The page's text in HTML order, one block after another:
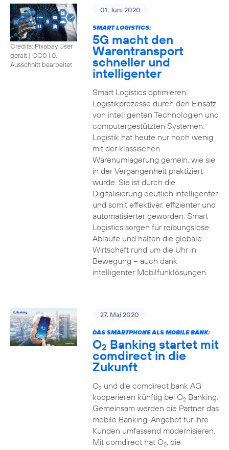
Credits: Pixabay User
geralt | CC0 1.0,
Ausschnitt bearbeitet
01. Juni 2020
SMART LOGISTICS:
5G macht den
Warentransport
schneller und
intelligenter
Smart Logistics optimieren
Logistikprozesse durch den Einsatz
von intelligenten Technologien und
computergestützten Systemen.
Logistik hat heute nur noch wenig
mit der klassischen
Warenumlagerung gemein, wie sie
in der Vergangenheit praktiziert
wurde. Sie ist durch die
Digitalisierung deutlich intelligenter
und somit effektiver, effizienter und
automatisierter geworden. Smart
Logistics sorgen für reibungslose
Abläufe und halten die globale
Wirtschaft rund um die Uhr in
Bewegung – auch dank
intelligenter Mobilfunklösungen.
27. Mai 2020
DAS SMARTPHONE ALS MOBILE BANK:
O2 Banking startet mit
comdirect in die
Zukunft
O2und die comdirect bank AG
kooperieren künftig bei O2Banking.
Gemeinsam werden die Partner das
mobile Banking-Angebot für ihre
Kunden umfassend modernisieren.
Mit comdirect hat O2, die